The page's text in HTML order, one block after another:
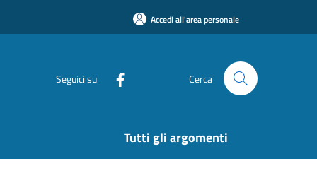
Accedi all'area personale
Seguici su Cerca
Tutti gli argomenti